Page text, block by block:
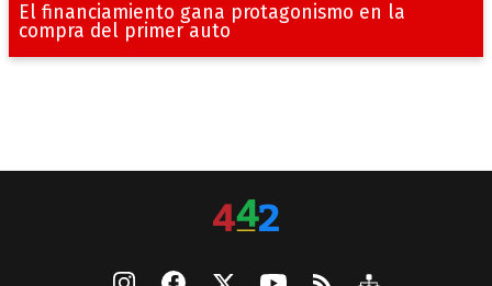
El financiamiento gana protagonismo en la
compra del primer auto